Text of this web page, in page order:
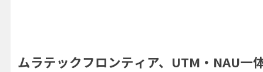
ムラテックフロンティア、UTM・NAU一